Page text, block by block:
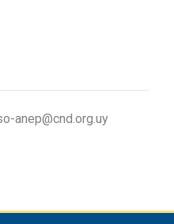
anep@cnd.org.uy